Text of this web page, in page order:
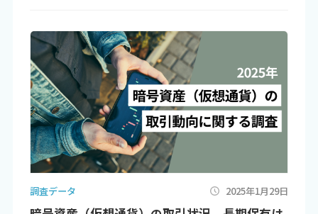
調査データ 2025年1月29日